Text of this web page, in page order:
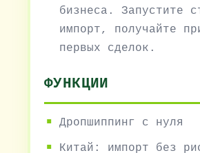
бизнеса. Запустите
импорт, получайте
первых сделок.
ФУНКЦИИ
Дропшиппинг с нуля
Китай: импорт без